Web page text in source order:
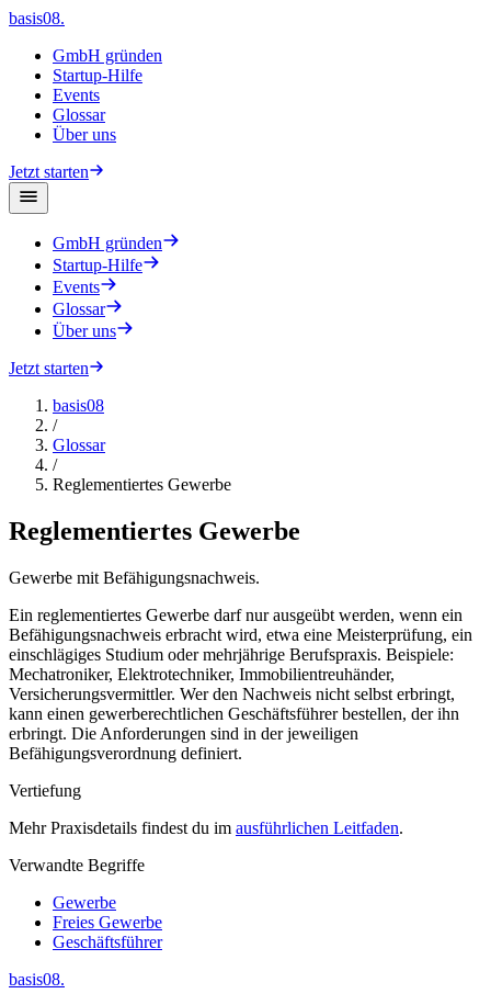
basis08.
GmbH gründen
Startup-Hilfe
Events
Glossar
Über uns
Jetzt starten
GmbH gründen
Startup-Hilfe
Events
Glossar
Über uns
Jetzt starten
basis08
/
Glossar
/
Reglementiertes Gewerbe
Reglementiertes Gewerbe
Gewerbe mit Befähigungsnachweis.
Ein reglementiertes Gewerbe darf nur ausgeübt werden, wenn ein
Befähigungsnachweis erbracht wird, etwa eine Meisterprüfung, ein
einschlägiges Studium oder mehrjährige Berufspraxis. Beispiele:
Mechatroniker, Elektrotechniker, Immobilientreuhänder,
Versicherungsvermittler. Wer den Nachweis nicht selbst erbringt,
kann einen gewerberechtlichen Geschäftsführer bestellen, der ihn
erbringt. Die Anforderungen sind in der jeweiligen
Befähigungsverordnung definiert.
Vertiefung
Mehr Praxisdetails findest du im ausführlichen Leitfaden.
Verwandte Begriffe
Gewerbe
Freies Gewerbe
Geschäftsführer
basis08.